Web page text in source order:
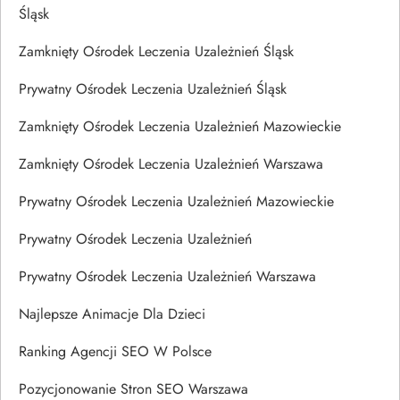
Śląsk
Zamknięty Ośrodek Leczenia Uzależnień Śląsk
Prywatny Ośrodek Leczenia Uzależnień Śląsk
Zamknięty Ośrodek Leczenia Uzależnień Mazowieckie
Zamknięty Ośrodek Leczenia Uzależnień Warszawa
Prywatny Ośrodek Leczenia Uzależnień Mazowieckie
Prywatny Ośrodek Leczenia Uzależnień
Prywatny Ośrodek Leczenia Uzależnień Warszawa
Najlepsze Animacje Dla Dzieci
Ranking Agencji SEO W Polsce
Pozycjonowanie Stron SEO Warszawa